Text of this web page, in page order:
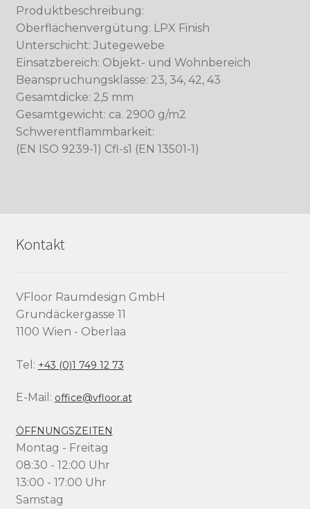
Produktbeschreibung:
Oberflächenvergütung: LPX Finish
Unterschicht: Jutegewebe
Einsatzbereich: Objekt- und Wohnbereich
Beanspruchungsklasse: 23, 34, 42, 43
Gesamtdicke: 2,5 mm
Gesamtgewicht: ca. 2900 g/m2
Schwerentflammbarkeit:
(EN ISO 9239-1) Cfl-s1 (EN 13501-1)
Kontakt
VFloor Raumdesign GmbH
Grundäckergasse 11
1100 Wien - Oberlaa
Tel: +43 (0)1 749 12 73
E-Mail: office@vfloor.at
ÖFFNUNGSZEITEN
Montag - Freitag
08:30 - 12:00 Uhr
13:00 - 17:00 Uhr
Samstag